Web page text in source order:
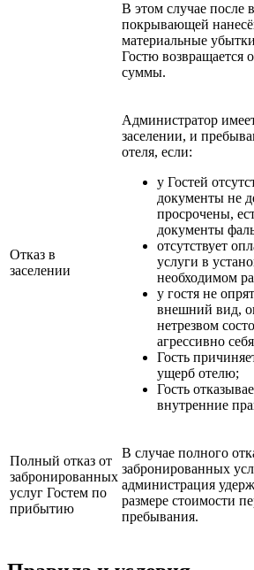
В этом случае после
покрывающей
материальные
Гостю возвращается
суммы.
Отказ в
заселении
Администратор
заселении, и
отеля, если:
у Гостей
документы не
просрочены,
документы
отсутствует
услуги в
необходимом
у гостя не
внешний вид,
нетрезвом
агрессивно
Гость
ущерб отелю;
Гость
внутренние
Полный отказ от
забронированных
услуг Гостем по
прибытию
В случае полного
забронированных
администрация
размере стоимости
пребывания.